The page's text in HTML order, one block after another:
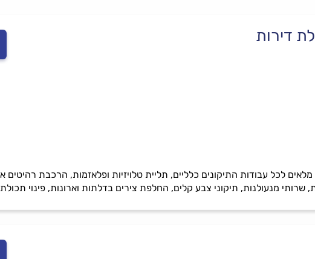
דירות
לכל עבודות התיקונים כלליים, תליית טלויזיות ופלאזמות, הרכבת רהיטים
מנעולנות, תיקוני צבע קלים, החלפת צירים בדלתות וארונות, פינוי